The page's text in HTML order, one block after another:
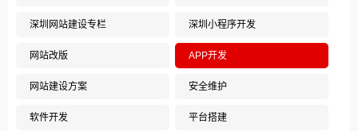
深圳网站建设专栏 深圳小程序开发
网站改版 APP开发
网站建设方案 安全维护
软件开发 平台搭建